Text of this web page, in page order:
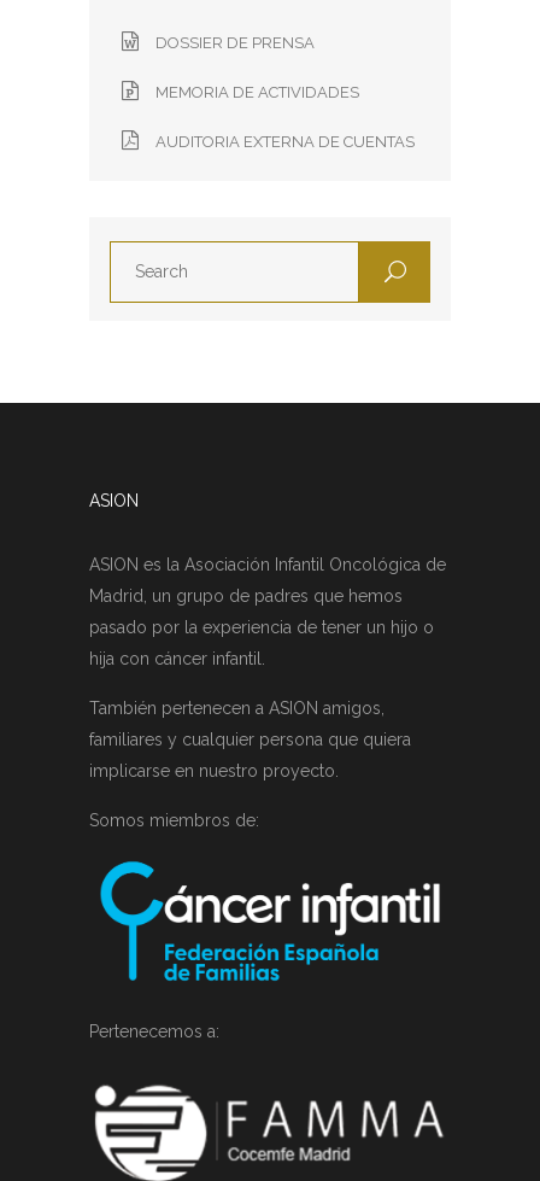
DOSSIER DE PRENSA
MEMORIA DE ACTIVIDADES
AUDITORIA EXTERNA DE CUENTAS
ASION
ASION es la Asociación Infantil Oncológica de
Madrid, un grupo de padres que hemos
pasado por la experiencia de tener un hijo o
hija con cáncer infantil.
También pertenecen a ASION amigos,
familiares y cualquier persona que quiera
implicarse en nuestro proyecto.
Somos miembros de:
Pertenecemos a: